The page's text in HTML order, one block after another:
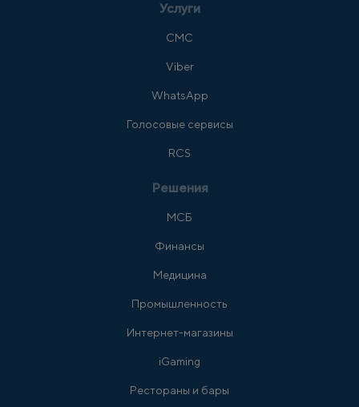
Услуги
СМС
Viber
WhatsApp
Голосовые сервисы
RCS
Решения
МСБ
Финансы
Медицина
Промышленность
Интернет-магазины
iGaming
Рестораны и бары